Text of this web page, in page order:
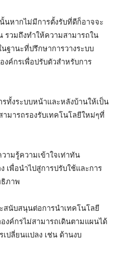
นหากไม่มีการตั้งรับที่ดีก็อาจจะ
รวมถึงทำให้ความสามารถใน
ฐานะที่ปรึกษาการวางระบบ
ค์กรเพื่อปรับตัวสำหรับการ
ทั้งระบบหน้าและหลังบ้านให้เป็น
มารถรองรับเทคโนโลยีใหม่ๆที่
ามรู้ความเข้าใจเท่าทัน
เพื่อนำไปสู่การปรับใช้และการ
ภาพ
สนับสนุนต่อการนำเทคโนโลยี
งค์กรไม่สามารถเดินตามแผนได้
เปลี่ยนแปลง เช่น ด้านงบ